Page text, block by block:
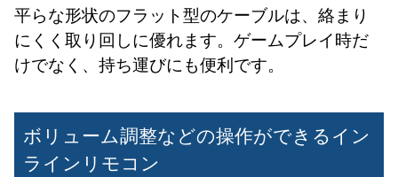
平らな形状のフラット型のケーブルは、絡まり
にくく取り回しに優れます。ゲームプレイ時だ
けでなく、持ち運びにも便利です。
ボリューム調整などの操作ができるイン
ラインリモコン